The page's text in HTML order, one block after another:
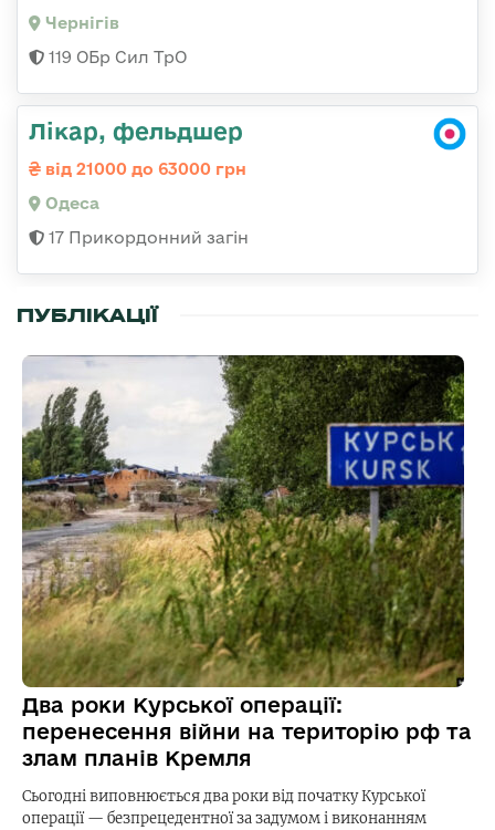
Чернігів
119 ОБр Сил ТрО
Лікар, фельдшер
від 21000 до 63000 грн
Одеса
17 Прикордонний загін
ПУБЛІКАЦІЇ
Два роки Курської операції:
перенесення війни на територію рф та
злам планів Кремля
Сьогодні виповнюється два роки від початку Курської
операції — безпрецедентної за задумом і виконанням